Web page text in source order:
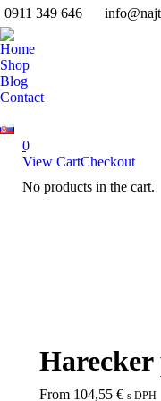
0911 349 646
Home
Shop
Blog
Contact
0
View CartCheckout
No products in the cart.
From 104,55 € s DPH